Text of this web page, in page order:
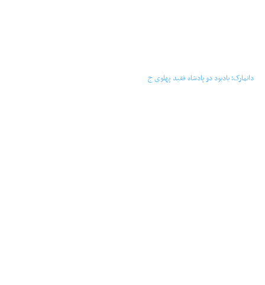
‏‏‏ ‏‏ ‏ دانمارک؛ یادبود دو پادشاه فقید پهلوی ج